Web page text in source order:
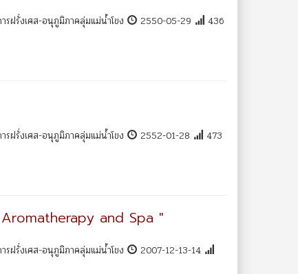
ฝรั่งเศส-อนุภูมิภาคลุ่มแม่น้ำโขง 2550-05-29
436
ฝรั่งเศส-อนุภูมิภาคลุ่มแม่น้ำโขง 2552-01-28
473
and Spa "
ฝรั่งเศส-อนุภูมิภาคลุ่มแม่น้ำโขง
2007-12-13-14